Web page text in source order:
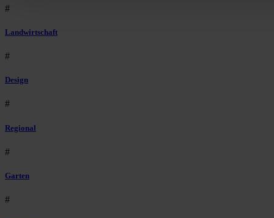
#
Landwirtschaft
#
Design
#
Regional
#
Garten
#